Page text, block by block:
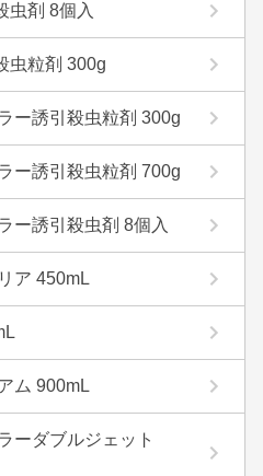
虫剤 8個入
虫粒剤 300g
ー誘引殺虫粒剤 300g
ー誘引殺虫粒剤 700g
ー誘引殺虫剤 8個入
ア 450mL
ム 900mL
ーダブルジェット